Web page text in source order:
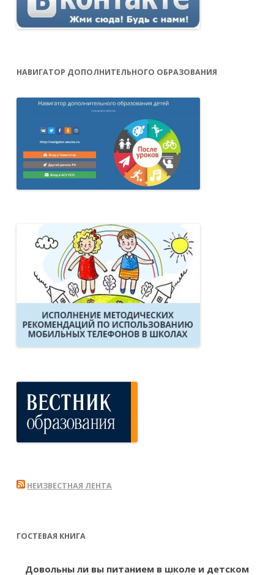
НАВИГАТОР ДОПОЛНИТЕЛЬНОГО ОБРАЗОВАНИЯ
НЕИЗВЕСТНАЯ ЛЕНТА
ГОСТЕВАЯ КНИГА
Довольны ли вы питанием в школе и детском